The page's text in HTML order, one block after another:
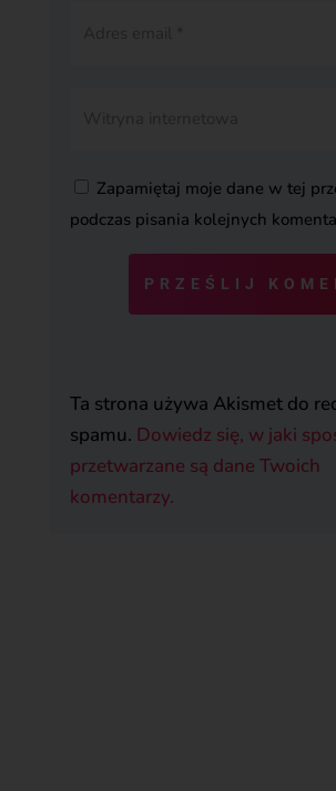
Zapamiętaj moje dane w tej
podczas pisania kolejnych
PRZEŚLIJ
Ta strona używa Akismet do
spamu. Dowiedz się, w jaki
przetwarzane są dane Twoich
komentarzy.